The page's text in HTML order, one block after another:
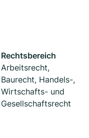
Rechtsbereich
Arbeitsrecht,
Baurecht, Handels-,
Wirtschafts- und
Gesellschaftsrecht